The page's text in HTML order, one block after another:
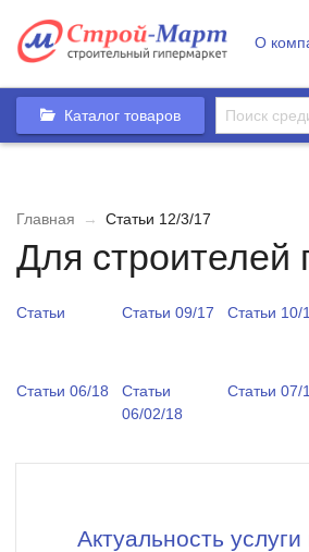
О
Каталог товаров
Главная → Статьи 12/3/17
Для строителей
Статьи Статьи 09/17 Статьи 10/
Статьи 06/18
Статьи
06/02/18
Статьи 07/
Актуальность